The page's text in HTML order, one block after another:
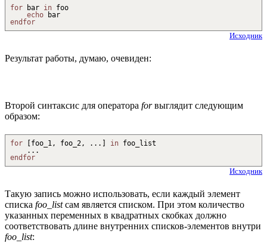
for bar in foo
echo bar
endfor
Исходник
Результат работы, думаю, очевиден:
Второй синтаксис для оператора forвыглядит следующим
образом:
for foo_1, foo_2, ... in foo_list
...
endfor
Исходник
Такую запись можно использовать, если каждый элемент
списка foo_listсам является списком. При этом количество
указанных переменных в квадратных скобках должно
соответствовать длине внутренних списков-элементов внутри
foo_list: